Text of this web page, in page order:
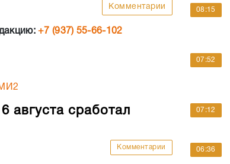
Комментарии
+7 (937) 55-66-102
августа сработал
Комментарии
08:15
07:52
07:12
06:36